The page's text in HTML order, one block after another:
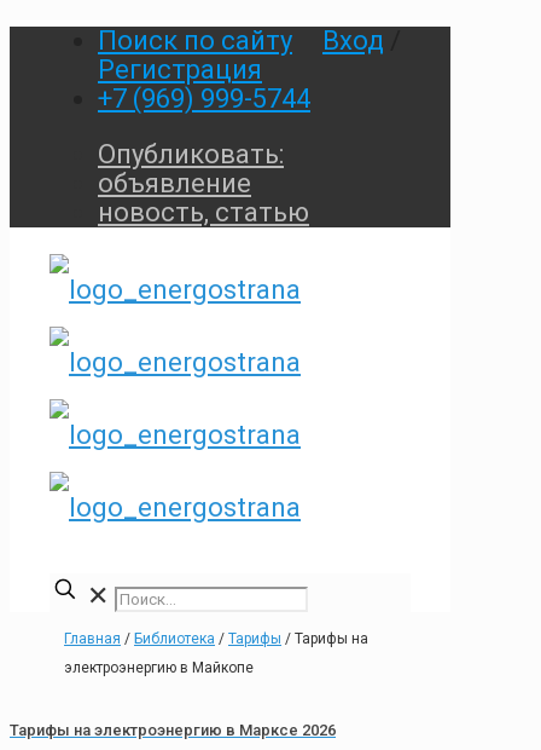
Поиск по сайту Вход
Регистрация
+7 (969) 999-5744
Опубликовать:
объявление
новость, статью
✕
Главная / Библиотека / Тарифы / Тарифы на
электроэнергию в Майкопе
Тарифы на электроэнергию в Марксе 2026